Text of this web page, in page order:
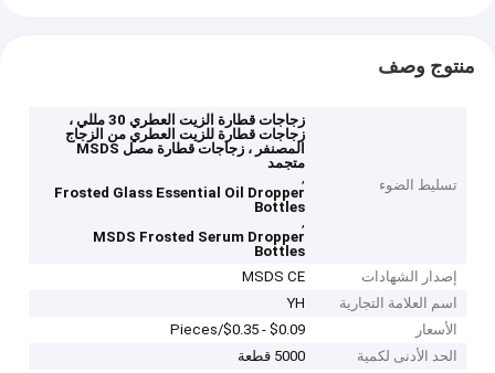
منتوج وصف
تسليط الضوء
زجاجات قطارة الزيت العطري 30 مللي ،
زجاجات قطارة للزيت العطري من الزجاج
المصنفر ، زجاجات قطارة مصل MSDS
متجمد
,
Frosted Glass Essential Oil Dropper
Bottles
,
MSDS Frosted Serum Dropper
Bottles
إصدار الشهادات
MSDS CE
اسم العلامة التجارية
YH
الأسعار
$0.09 - $0.35/Pieces
الحد الأدنى لكمية
5000 قطعة